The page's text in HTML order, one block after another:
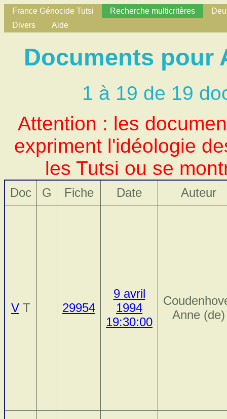
France Génocide Tutsi Recherche multicritères
Divers
Aide
Documents pour
1 à 19 de 19
Attention : les
expriment l'idéologie
les Tutsi ou se
Doc G Fiche Date Auteur
V T 29954
9 avril
1994
19:30:00
Anne (de)